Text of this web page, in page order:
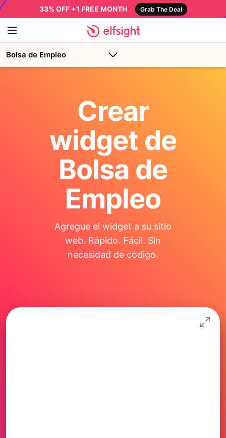
33% OFF +1 FREE MONTH Grab The Deal
Bolsa de Empleo
Crear
widget de
Bolsa de
Empleo
Agregue el widget a su sitio
web. Rápido. Fácil. Sin
necesidad de código.